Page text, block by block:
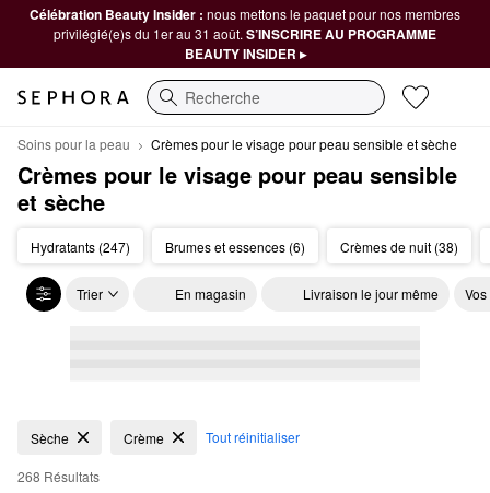
Célébration Beauty Insider : nous mettons le paquet pour nos membres
privilégié(e)s du 1er au 31 août. S’INSCRIRE AU PROGRAMME
BEAUTY INSIDER ▸
Recherche
Soins pour la peau Crèmes pour le visage pour peau sensible et sèche
Crèmes pour le visage pour peau sensible
et sèche
Hydratants (247) Brumes et essences (6) Crèmes de nuit (38)
Trier En magasin Livraison le jour même
Crèmes pour le visage pour peau sensible et sèche
Sèche Crème Tout réinitialiser
268 Résultats